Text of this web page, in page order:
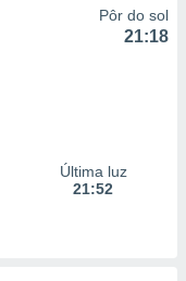
Pôr do sol
21:18
Última luz
21:52